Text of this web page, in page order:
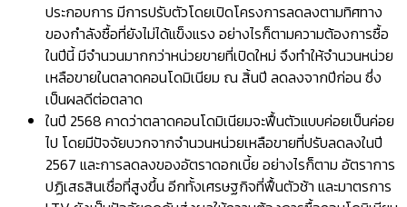
ประกอบการ มีการปรับตัวโดยเปิดโครงการลดลงตามทิศทาง
ของกำลังซื้อที่ยังไม่ได้แข็งแรง อย่างไรก็ตามความต้องการซื้อ
ในปีนี้ มีจำนวนมากกว่าหน่วยขายที่เปิดใหม่ จึงทำให้จำนวนหน่วย
เหลือขายในตลาดคอนโดมิเนียม ณ สิ้นปี ลดลงจากปีก่อน ซึ่ง
เป็นผลดีต่อตลาด
ในปี 2568 คาดว่าตลาดคอนโดมิเนียมจะฟื้นตัวแบบค่อยเป็นค่อย
ไป โดยมีปัจจัยบวกจากจำนวนหน่วยเหลือขายที่ปรับลดลงในปี
2567 และการลดลงของอัตราดอกเบี้ย อย่างไรก็ตาม อัตราการ
ปฏิเสธสินเชื่อที่สูงขึ้น อีกทั้งเศรษฐกิจที่ฟื้นตัวช้า และมาตรการ